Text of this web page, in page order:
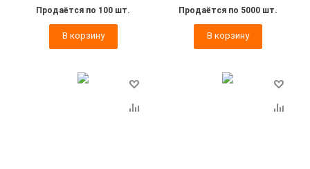
Продаётся по 100 шт.
В корзину
Продаётся по 5000 шт.
В корзину